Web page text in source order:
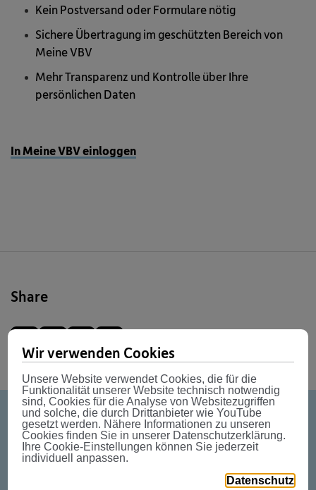
Kein Postversand oder Formulare nötig
Sichere Übertragung im geschützten Bereich von
Meine VBV
Mehr Transparenz und Kontrolle über Ihre
persönlichen Daten
In Meine VBV einloggen
Share
Weitere News
Wir verwenden Cookies
Unsere Website verwendet Cookies, die für die
Funktionalität unserer Website technisch notwendig
sind, Cookies für die Analyse von Websitezugriffen
und solche, die durch Drittanbieter wie YouTube
gesetzt werden. Nähere Informationen zu unseren
Cookies finden Sie in unserer Datenschutzerklärung.
Ihre Cookie-Einstellungen können Sie jederzeit
individuell anpassen.
Datenschutz